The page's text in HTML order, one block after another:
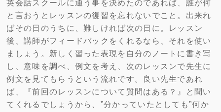
英会話スクールに通う事を決めたのであれば、誰が何
と言おうとレッスンの復習を忘れないでこと。出来れ
ばその日のうちに、難しければ次の日に。レッスン
後、講師がフィードバックをくれるなら、それを使い
ましょう。新しく習った表現を自分のノートに書き写
し、意味を調べ、例文を考え、次のレッスンで先生に
例文を見てもらうという流れです。良い先生であれ
ば、『前回のレッスンについて質問はある？』と聞い
てくれるでしょうから、”分かっていたとしても”何か